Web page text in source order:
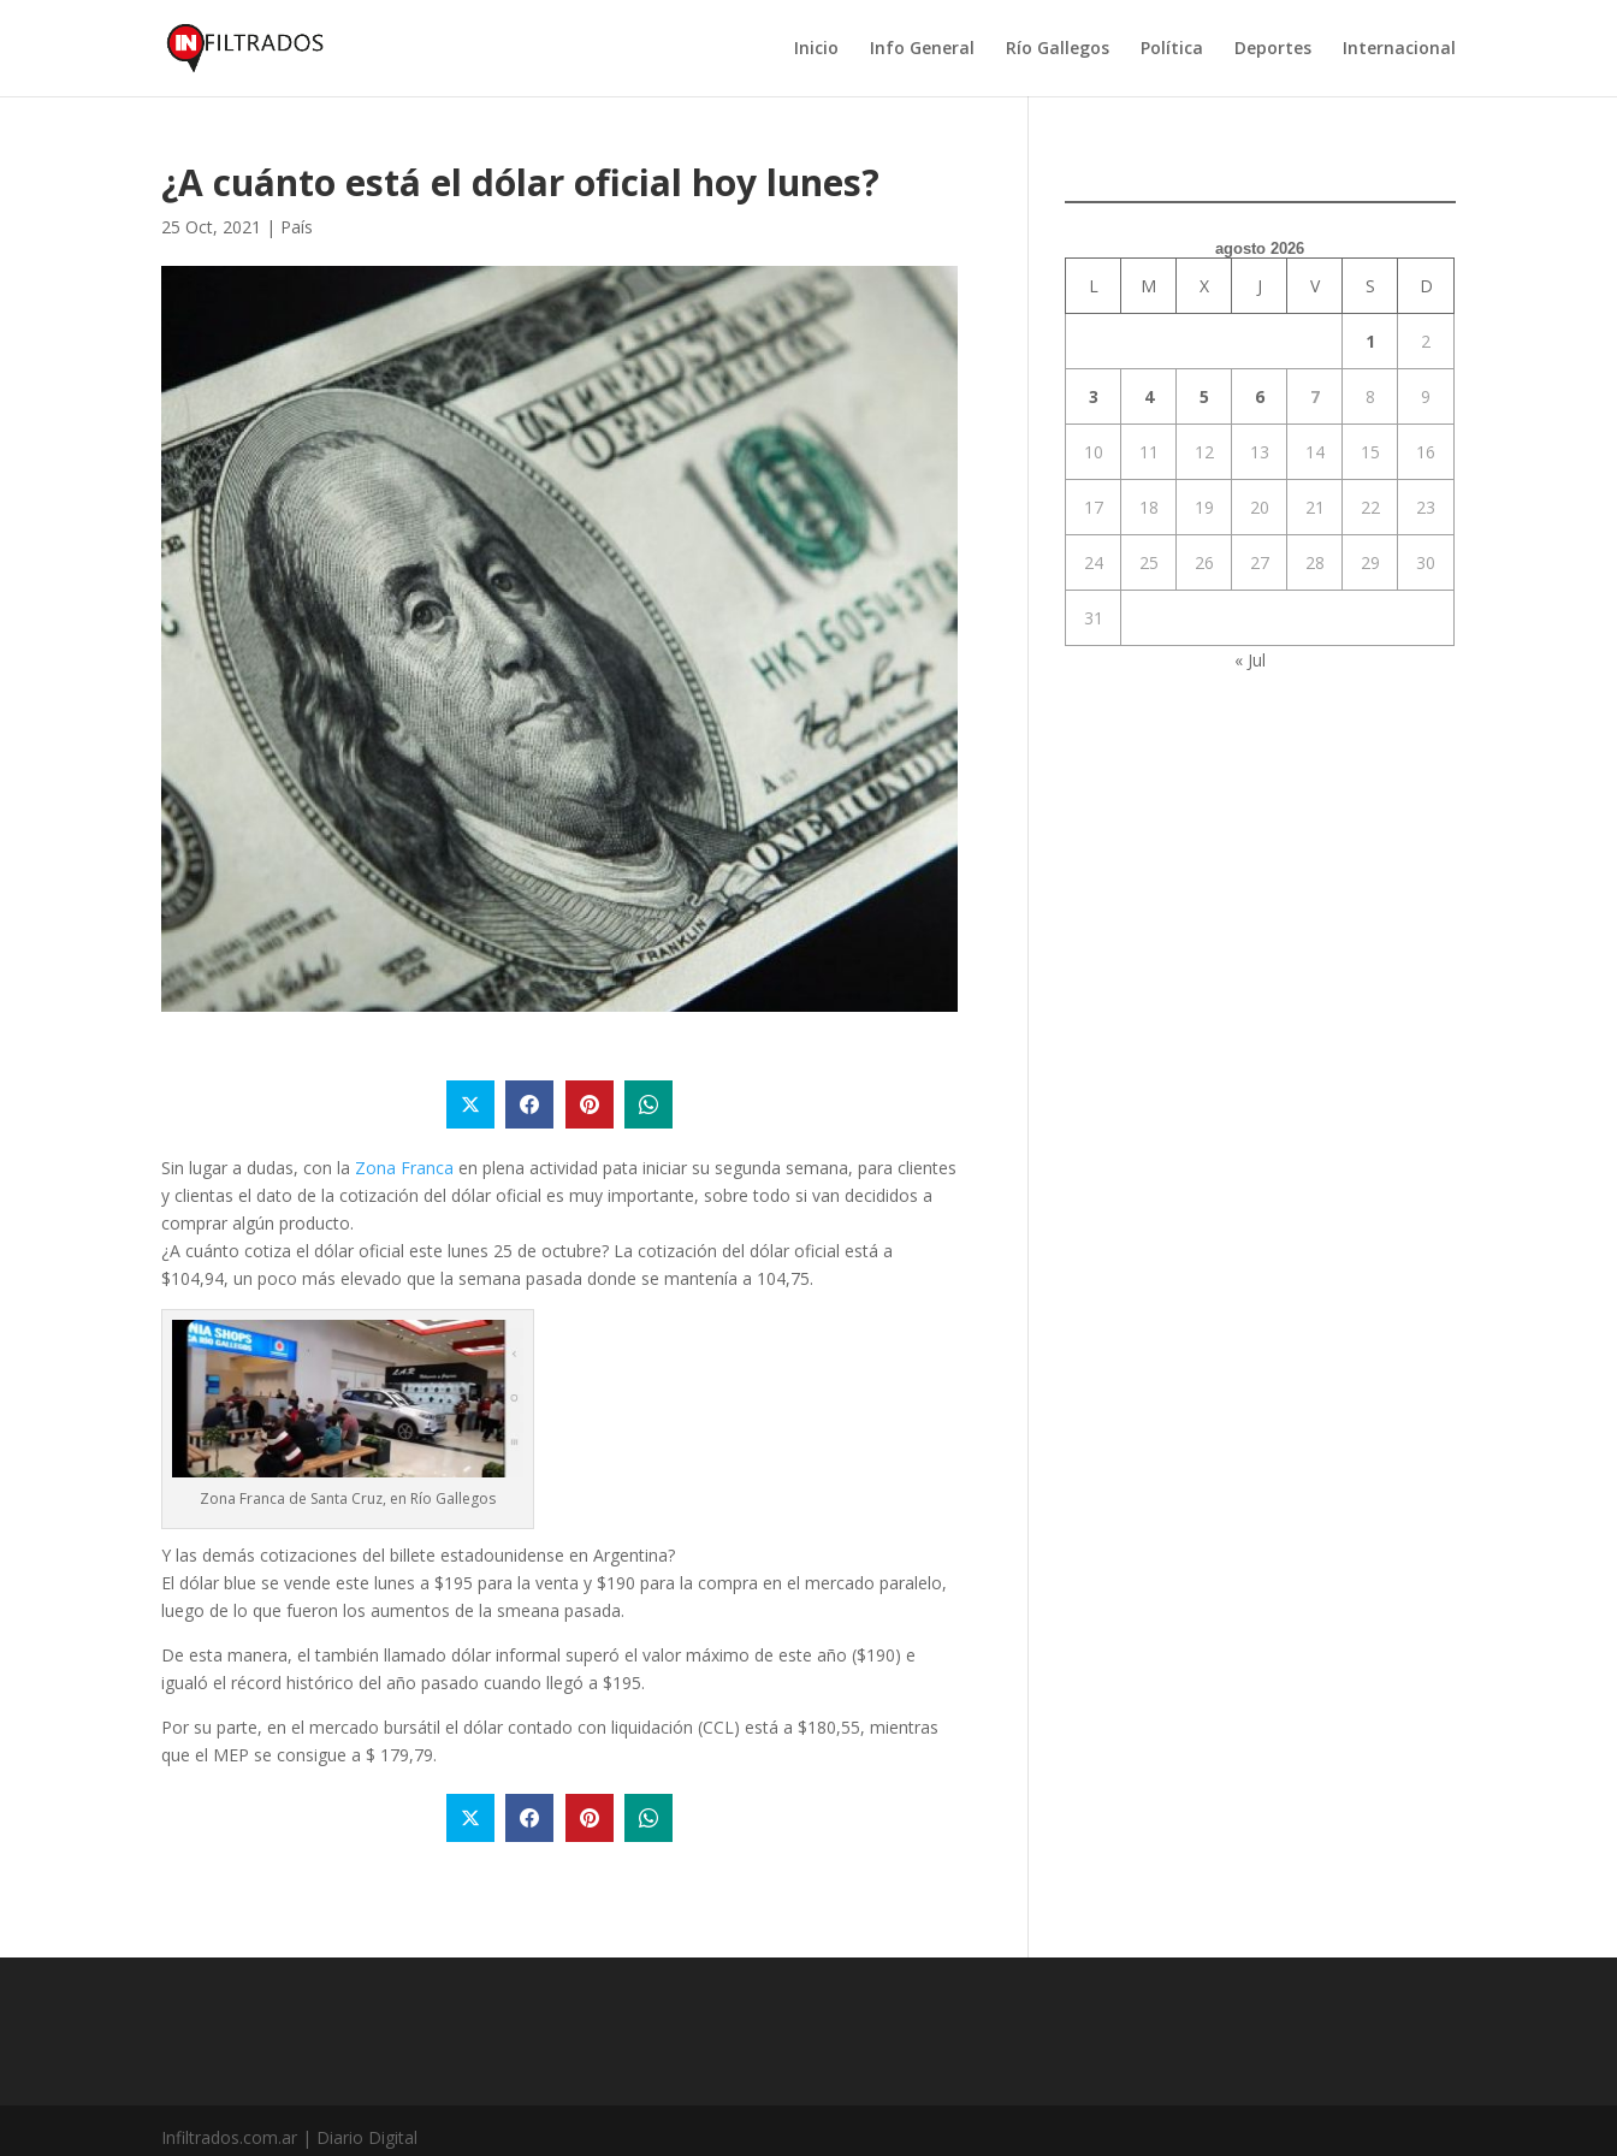
Inicio Info General Río Gallegos Política Deportes Internacional
¿A cuánto está el dólar oficial hoy lunes?
25 Oct, 2021 | País
Sin lugar a dudas, con la Zona Franca en plena actividad pata iniciar su segunda semana, para clientes
y clientas el dato de la cotización del dólar oficial es muy importante, sobre todo si van decididos a
comprar algún producto.
¿A cuánto cotiza el dólar oficial este lunes 25 de octubre? La cotización del dólar oficial está a
$104,94, un poco más elevado que la semana pasada donde se mantenía a 104,75.
Zona Franca de Santa Cruz, en Río Gallegos
Y las demás cotizaciones del billete estadounidense en Argentina?
El dólar blue se vende este lunes a $195 para la venta y $190 para la compra en el mercado paralelo,
luego de lo que fueron los aumentos de la smeana pasada.
De esta manera, el también llamado dólar informal superó el valor máximo de este año ($190) e
igualó el récord histórico del año pasado cuando llegó a $195.
Por su parte, en el mercado bursátil el dólar contado con liquidación (CCL) está a $180,55, mientras
que el MEP se consigue a $ 179,79.
agosto 2026
L M X J V S D
1 2
3 4 5 6 7 8 9
10 11 12 13 14 15 16
17 18 19 20 21 22 23
24 25 26 27 28 29 30
31
« Jul
Infiltrados.com.ar | Diario Digital